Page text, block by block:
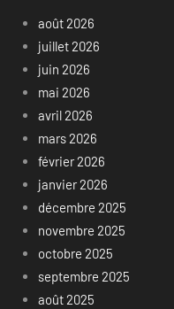
août 2026
juillet 2026
juin 2026
mai 2026
avril 2026
mars 2026
février 2026
janvier 2026
décembre 2025
novembre 2025
octobre 2025
septembre 2025
août 2025